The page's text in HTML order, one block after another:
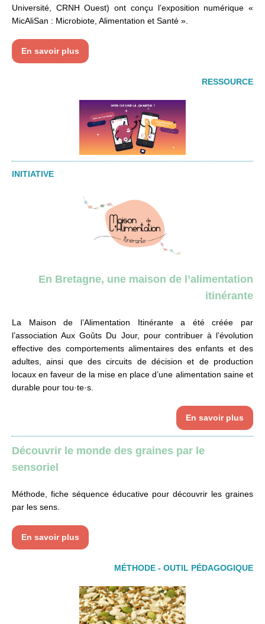
Université, CRNH Ouest) ont conçu l’exposition numérique «
MicAliSan : Microbiote, Alimentation et Santé ».
En savoir plus
RESSOURCE
INITIATIVE
En Bretagne, une maison de l’alimentation
itinérante
La Maison de l’Alimentation Itinérante a été créée par
l’association Aux Goûts Du Jour, pour contribuer à l’évolution
effective des comportements alimentaires des enfants et des
adultes, ainsi que des circuits de décision et de production
locaux en faveur de la mise en place d’une alimentation saine et
durable pour tou·te·s.
En savoir plus
Découvrir le monde des graines par le
sensoriel
Méthode, fiche séquence éducative pour découvrir les graines
par les sens.
En savoir plus
MÉTHODE - OUTIL PÉDAGOGIQUE